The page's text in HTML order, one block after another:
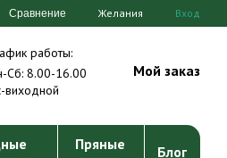
Сравнение Желания Вход
работы:
Сб: 8.00-16.00
виходной
Мой заказ
Пряные
Блог